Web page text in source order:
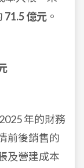
71.5 億元 。
年的財務
前後銷售的
及營建成本